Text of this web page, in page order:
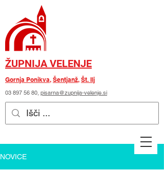
ŽUPNIJA VELENJE
Gornja Ponikva, Šentjanž, Št. Ilj
03 897 56 80, pisarna@zupnija-velenje.si
NOVICE